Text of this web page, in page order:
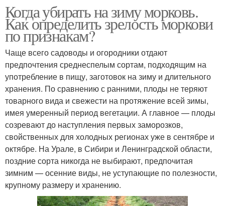
Когда убирать на зиму морковь.
Как определить зрелость моркови
по признакам?
Чаще всего садоводы и огородники отдают
предпочтения среднеспелым сортам, подходящим на
употребление в пищу, заготовок на зиму и длительного
хранения. По сравнению с ранними, плоды не теряют
товарного вида и свежести на протяжение всей зимы,
имея умеренный период вегетации. А главное — плоды
созревают до наступления первых заморозков,
свойственных для холодных регионах уже в сентябре и
октябре. На Урале, в Сибири и Ленинградской области,
поздние сорта никогда не выбирают, предпочитая
зимним — осенние виды, не уступающие по полезности,
крупному размеру и хранению.